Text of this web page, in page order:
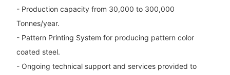
- Production capacity from 30,000 to 300,000
Tonnes/year.
- Pattern Printing System for producing pattern color
coated steel.
- Ongoing technical support and services provided to